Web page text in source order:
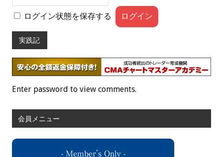
ログイン状態を保存する
実践記
Enter password to view comments.
会員メニュー